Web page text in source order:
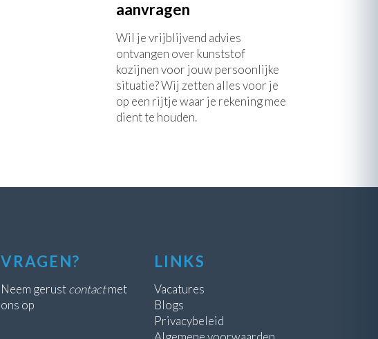
aanvragen
Wil je vrijblijvend advies
ontvangen over kunststof
kozijnen voor jouw persoonlijke
situatie? Wij zetten alles voor je
op een rijtje waar je rekening mee
dient te houden.
VRAGEN?
Neem gerustcontactmet
ons op
LINKS
Vacatures
Blogs
Privacybeleid